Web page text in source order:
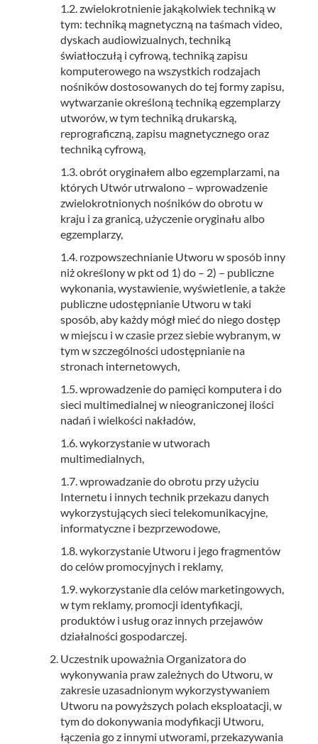
1.2. zwielokrotnienie jakąkolwiek techniką w
tym: techniką magnetyczną na taśmach video,
dyskach audiowizualnych, techniką
światłoczułą i cyfrową, techniką zapisu
komputerowego na wszystkich rodzajach
nośników dostosowanych do tej formy zapisu,
wytwarzanie określoną techniką egzemplarzy
utworów, w tym techniką drukarską,
reprograficzną, zapisu magnetycznego oraz
techniką cyfrową,
1.3. obrót oryginałem albo egzemplarzami, na
których Utwór utrwalono – wprowadzenie
zwielokrotnionych nośników do obrotu w
kraju i za granicą, użyczenie oryginału albo
egzemplarzy,
1.4. rozpowszechnianie Utworu w sposób inny
niż określony w pkt od 1) do – 2) – publiczne
wykonania, wystawienie, wyświetlenie, a także
publiczne udostępnianie Utworu w taki
sposób, aby każdy mógł mieć do niego dostęp
w miejscu i w czasie przez siebie wybranym, w
tym w szczególności udostępnianie na
stronach internetowych,
1.5. wprowadzenie do pamięci komputera i do
sieci multimedialnej w nieograniczonej ilości
nadań i wielkości nakładów,
1.6. wykorzystanie w utworach
multimedialnych,
1.7. wprowadzanie do obrotu przy użyciu
Internetu i innych technik przekazu danych
wykorzystujących sieci telekomunikacyjne,
informatyczne i bezprzewodowe,
1.8. wykorzystanie Utworu i jego fragmentów
do celów promocyjnych i reklamy,
1.9. wykorzystanie dla celów marketingowych,
w tym reklamy, promocji identyfikacji,
produktów i usług oraz innych przejawów
działalności gospodarczej.
Uczestnik upoważnia Organizatora do
wykonywania praw zależnych do Utworu, w
zakresie uzasadnionym wykorzystywaniem
Utworu na powyższych polach eksploatacji, w
tym do dokonywania modyfikacji Utworu,
łączenia go z innymi utworami, przekazywania